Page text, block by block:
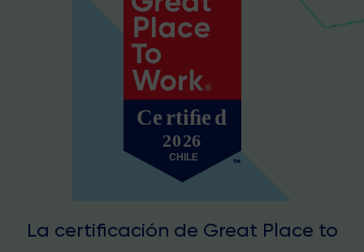
La certificación de Great Place to